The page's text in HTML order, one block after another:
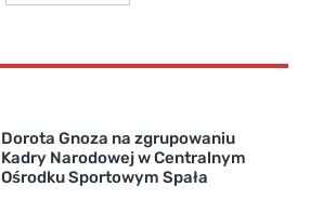
Dorota Gnoza na zgrupowaniu
Kadry Narodowej w Centralnym
Ośrodku Sportowym Spała